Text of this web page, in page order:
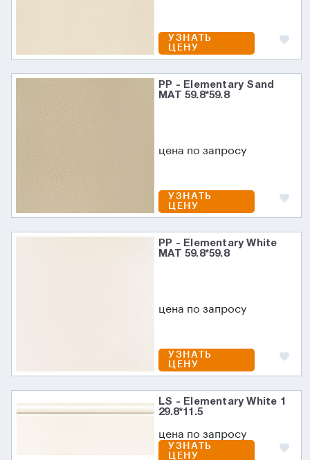
УЗНАТЬ
ЦЕНУ
PP - Elementary Sand
MAT 59.8*59.8
цена по запросу
УЗНАТЬ
ЦЕНУ
PP - Elementary White
MAT 59.8*59.8
цена по запросу
УЗНАТЬ
ЦЕНУ
LS - Elementary White 1
29.8*11.5
цена по запросу
УЗНАТЬ
ЦЕНУ